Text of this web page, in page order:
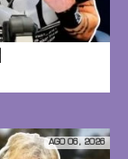
AGO 06, 2026